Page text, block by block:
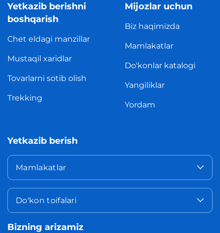
Yetkazib berishni
boshqarish
Chet eldagi manzillar
Mustaqil xaridlar
Tovarlarni sotib olish
Trekking
Mijozlar uchun
Biz haqimizda
Mamlakatlar
Do'konlar katalogi
Yangiliklar
Yordam
Yetkazib berish
Mamlakatlar
Do'kon toifalari
Bizning arizamiz